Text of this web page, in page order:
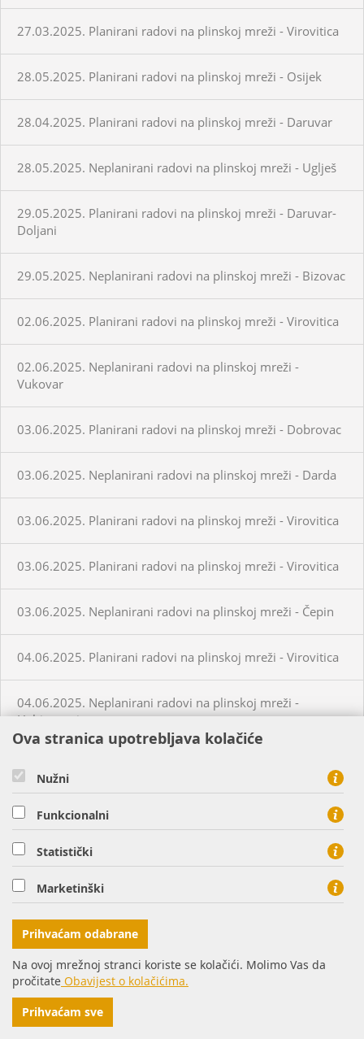
27.03.2025. Planirani radovi na plinskoj mreži - Virovitica
28.05.2025. Planirani radovi na plinskoj mreži - Osijek
28.04.2025. Planirani radovi na plinskoj mreži - Daruvar
28.05.2025. Neplanirani radovi na plinskoj mreži - Uglješ
29.05.2025. Planirani radovi na plinskoj mreži - Daruvar-
Doljani
29.05.2025. Neplanirani radovi na plinskoj mreži - Bizovac
02.06.2025. Planirani radovi na plinskoj mreži - Virovitica
02.06.2025. Neplanirani radovi na plinskoj mreži -
Vukovar
03.06.2025. Planirani radovi na plinskoj mreži - Dobrovac
03.06.2025. Neplanirani radovi na plinskoj mreži - Darda
03.06.2025. Planirani radovi na plinskoj mreži - Virovitica
03.06.2025. Planirani radovi na plinskoj mreži - Virovitica
03.06.2025. Neplanirani radovi na plinskoj mreži - Čepin
04.06.2025. Planirani radovi na plinskoj mreži - Virovitica
04.06.2025. Neplanirani radovi na plinskoj mreži -
Habjanovci
05.06.2025. Planirani radovi na plinskoj mreži - Virovitica
05.06.2025. Planirani radovi na plinskoj mreži - Virovitica
05.06.2025. Planirani radovi na plinskoj mreži - Virovitica
05.06.2025. Neplanirani radovi na plinskoj mreži -
Virovitica
05.06.2025. Neplanirani radovi na plinskoj mreži -
Ordanja
Ova stranica upotrebljava kolačiće
Nužni
Funkcionalni
Statistički
Marketinški
Prihvaćam odabrane
Na ovoj mrežnoj stranci koriste se kolačići. Molimo Vas da
pročitate Obavijest o kolačićima.
Prihvaćam sve